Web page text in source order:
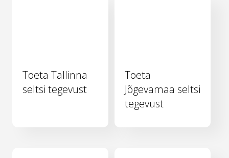
Toeta Tallinna
seltsi tegevust
Toeta
Jõgevamaa seltsi
tegevust